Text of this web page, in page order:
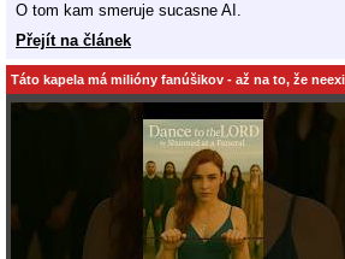
O tom kam smeruje sucasne AI.
Přejít na článek
Táto kapela má milióny fanúšikov - až na to, že